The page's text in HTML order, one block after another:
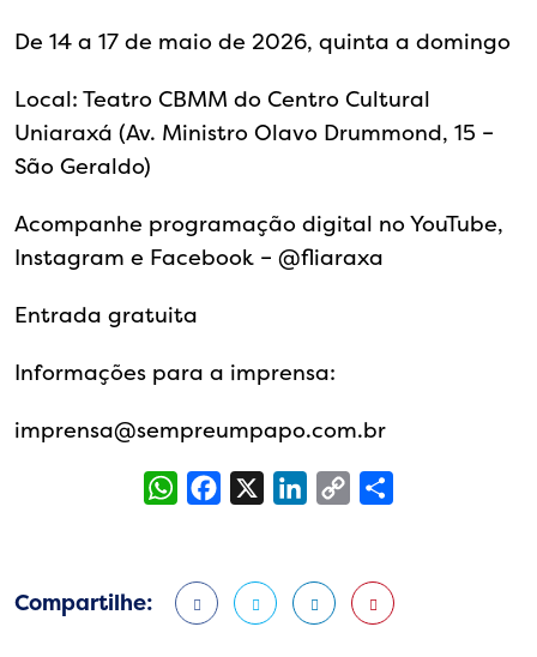
De 14 a 17 de maio de 2026, quinta a domingo
Local: Teatro CBMM do Centro Cultural
Uniaraxá (Av. Ministro Olavo Drummond, 15 –
São Geraldo)
Acompanhe programação digital no YouTube,
Instagram e Facebook – @‌fliaraxa
Entrada gratuita
Informações para a imprensa:
imprensa@sempreumpapo.com.br
WhatsAppFacebook LinkedIn
Copy
Compartilhe: